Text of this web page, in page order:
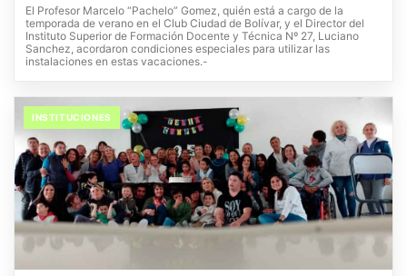
El Profesor Marcelo “Pachelo” Gomez, quién está a cargo de la
temporada de verano en el Club Ciudad de Bolívar, y el Director del
Instituto Superior de Formación Docente y Técnica Nº 27, Luciano
Sanchez, acordaron condiciones especiales para utilizar las
instalaciones en estas vacaciones.-
INSTITUCIONES